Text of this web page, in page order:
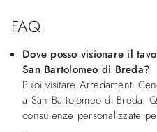
FAQ
Dove posso visionare il
San Bartolomeo di Breda?
Puoi visitare Arredamenti
a San Bartolomeo di Breda.
consulenze personalizzate